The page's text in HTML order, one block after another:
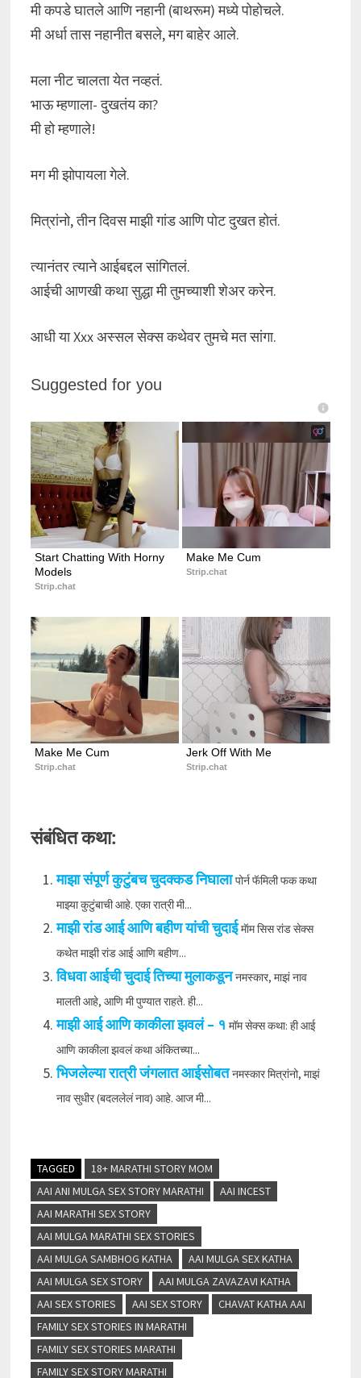
मी कपडे घातले आणि नहानी (बाथरूम) मध्ये पोहोचले.
मी अर्धा तास नहानीत बसले, मग बाहेर आले.
मला नीट चालता येत नव्हतं.
भाऊ म्हणाला- दुखतंय का?
मी हो म्हणाले!
मग मी झोपायला गेले.
मित्रांनो, तीन दिवस माझी गांड आणि पोट दुखत होतं.
त्यानंतर त्याने आईबद्दल सांगितलं.
आईची आणखी कथा सुद्धा मी तुमच्याशी शेअर करेन.
आधी या Xxx अस्सल सेक्स कथेवर तुमचे मत सांगा.
Suggested for you
Start Chatting With Horny
Models
Strip.chat
Make Me Cum
Strip.chat
Make Me Cum
Strip.chat
Jerk Off With Me
Strip.chat
संबंधित कथा:
माझा संपूर्ण कुटुंबच चुदक्कड निघाला पोर्न फॅमिली फक कथा
माझ्या कुटुंबाची आहे. एका रात्री मी...
माझी रांड आई आणि बहीण यांची चुदाई मॅाम सिस रांड सेक्स
कथेत माझी रांड आई आणि बहीण...
विधवा आईची चुदाई तिच्या मुलाकडून नमस्कार, माझं नाव
मालती आहे, आणि मी पुण्यात राहते. ही...
माझी आई आणि काकीला झवलं – १ मॉम सेक्स कथा: ही आई
आणि काकीला झवलं कथा अंकितच्या...
भिजलेल्या रात्री जंगलात आईसोबत नमस्कार मित्रांनो, माझं
नाव सुधीर (बदललेलं नाव) आहे. आज मी...
TAGGED
18+ MARATHI STORY MOM
AAI ANI MULGA SEX STORY MARATHI
AAI INCEST
AAI MARATHI SEX STORY
AAI MULGA MARATHI SEX STORIES
AAI MULGA SAMBHOG KATHA
AAI MULGA SEX KATHA
AAI MULGA SEX STORY
AAI MULGA ZAVAZAVI KATHA
AAI SEX STORIES
AAI SEX STORY
CHAVAT KATHA AAI
FAMILY SEX STORIES IN MARATHI
FAMILY SEX STORIES MARATHI
FAMILY SEX STORY MARATHI